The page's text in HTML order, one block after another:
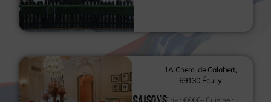
1A Chem. de Calabert,
69130 Écully
Prix :€€€€– Cuisine :